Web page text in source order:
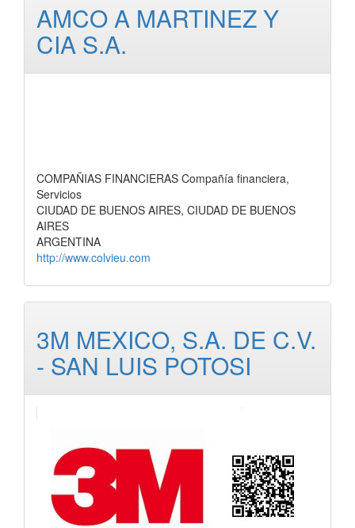
AMCO A MARTINEZ Y
CIA S.A.
COMPAÑIAS FINANCIERAS Compañía financiera,
Servicios
CIUDAD DE BUENOS AIRES, CIUDAD DE BUENOS
AIRES
ARGENTINA
http://www.colvieu.com
3M MEXICO, S.A. DE C.V.
- SAN LUIS POTOSI